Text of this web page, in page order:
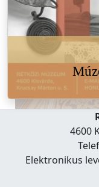
4600
Elektronikus